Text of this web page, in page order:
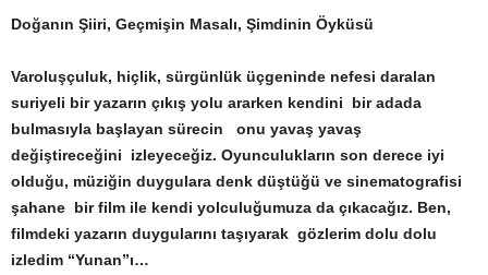
Doğanın Şiiri, Geçmişin Masalı, Şimdinin Öyküsü
Varoluşçuluk, hiçlik, sürgünlük üçgeninde nefesi daralan
suriyeli bir yazarın çıkış yolu ararken kendini bir adada
bulmasıyla başlayan sürecin onu yavaş yavaş
değiştireceğini izleyeceğiz. Oyunculukların son derece iyi
olduğu, müziğin duygulara denk düştüğü ve sinematografisi
şahane bir film ile kendi yolculuğumuza da çıkacağız. Ben,
filmdeki yazarın duygularını taşıyarak gözlerim dolu dolu
izledim “Yunan”ı…